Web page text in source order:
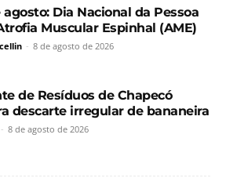
Dia Nacional da Pessoa
Muscular Espinhal (AME)
- 8 de agosto de 2026
de Resíduos de Chapecó
descarte irregular de bananeira
- 8 de agosto de 2026